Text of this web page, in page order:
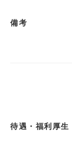
備考
待遇・福利厚生